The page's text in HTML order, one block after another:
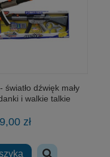
dźwięk mały
i walkie talkie
zł